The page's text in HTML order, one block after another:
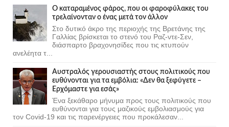
Ο καταραμένος φάρος, που οι φαροφύλακες του
τρελαίνονταν ο ένας μετά τον άλλον
Στο δυτικό άκρο της περιοχής της Βρετάνης της
Γαλλίας βρίσκεται το στενό του Ραζ-ντε-Σεν,
διάσπαρτο βραχονησίδες που τις κτυπούν
ανελέητα τ...
Αυστραλός γερουσιαστής στους πολιτικούς που
ευθύνονται για τα εμβόλια: «Δεν θα ξεφύγετε –
Ερχόμαστε για εσάς»
Ένα ξεκάθαρο μήνυμα προς τους πολιτικούς που
ευθύνονται για τους μαζικούς εμβολιασμούς για
τον Covid-19 και τις παρενέργειες που προκάλεσαν...